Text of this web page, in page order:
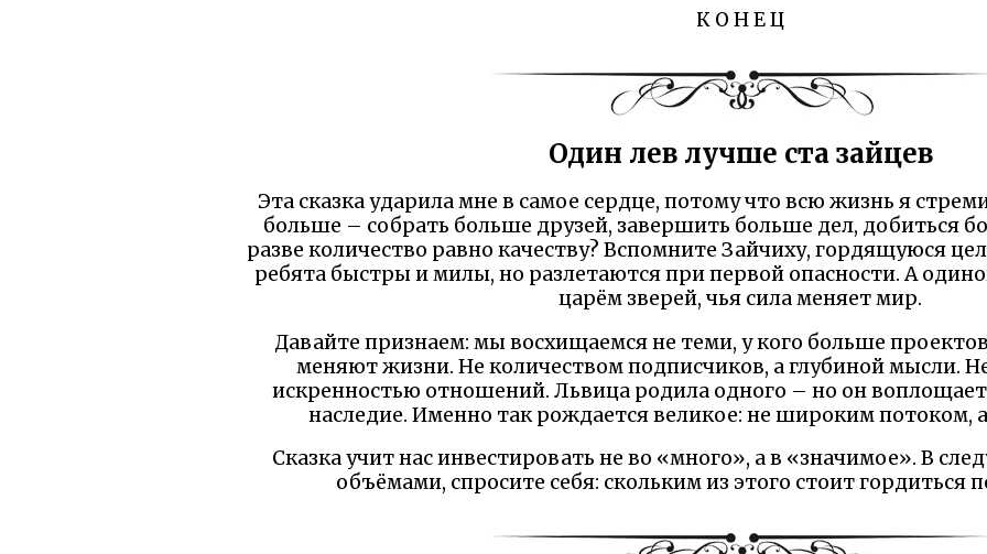
К О Н Е Ц
Один лев лучше ста зайцев
Эта сказка ударила мне в самое сердце, потому что всю жизнь я
больше – собрать больше друзей, завершить больше дел, добиться
разве количество равно качеству? Вспомните Зайчиху, гордящуюся
ребята быстры и милы, но разлетаются при первой опасности. А
царём зверей, чья сила меняет мир.
Давайте признаем: мы восхищаемся не теми, у кого больше
меняют жизни. Не количеством подписчиков, а глубиной мысли.
искренностью отношений. Львица родила одного – но он
наследие. Именно так рождается великое: не широким потоком,
Сказка учит нас инвестировать не во «много», а в «значимое». В
объёмами, спросите себя: скольким из этого стоит гордиться